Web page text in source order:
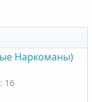
Наркоманы)
16